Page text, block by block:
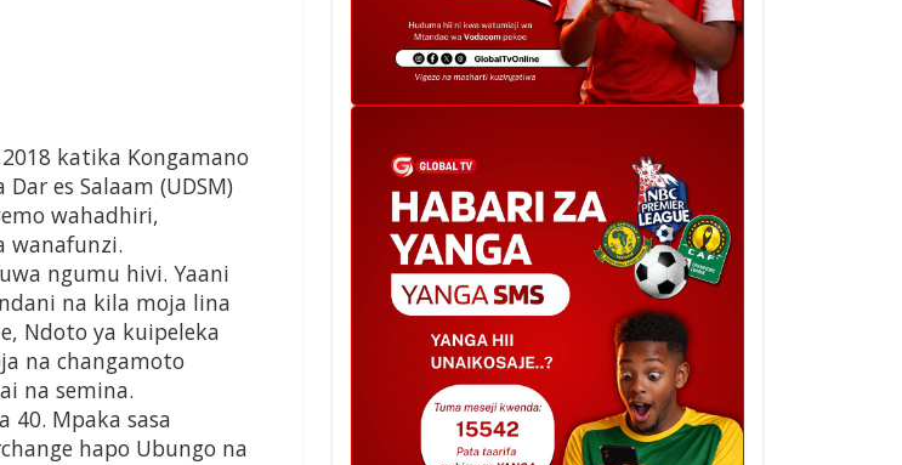
katika Kongamano
es Salaam (UDSM)
wahadhiri,
wanafunzi.
ngumu hivi. Yaani
na kila moja lina
Ndoto ya kuipeleka
na changamoto
na semina.
40. Mpaka sasa
hapo Ubungo na